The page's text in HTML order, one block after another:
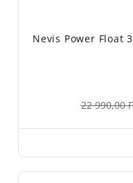
Nevis Power Float
22 990,00